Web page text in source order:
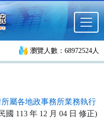
瀏覽人數：68972524人
屬各地政事務所業務執行
國 113 年 12 月 04 日 修正)